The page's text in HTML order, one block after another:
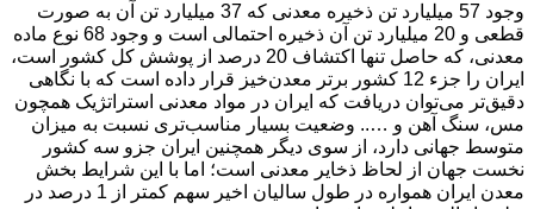
وجود 57 میلیارد تن ذخیره معدنی که 37 میلیارد تن آن به صورت
قطعی و 20 میلیارد تن آن ذخیره‌ احتمالی است و وجود 68 نوع ماده
معدنی، که حاصل تنها اکتشاف 20 درصد از پوشش کل کشور است،
ایران را جزء 12 کشور برتر معدن‌خیز قرار داده است که با نگاهی
دقیق‌تر می‌توان دریافت که ایران در مواد معدنی استراتژیک همچون
مس، سنگ آهن و ….. وضعیت بسیار مناسب‌تری نسبت به میزان
متوسط جهانی دارد، از سوی دیگر همچنین ایران جزو سه کشور
نخست جهان از لحاظ ذخایر معدنی است؛ اما با این شرایط بخش
معدن ایران همواره در طول سالیان اخیر سهم کمتر از 1 درصد در